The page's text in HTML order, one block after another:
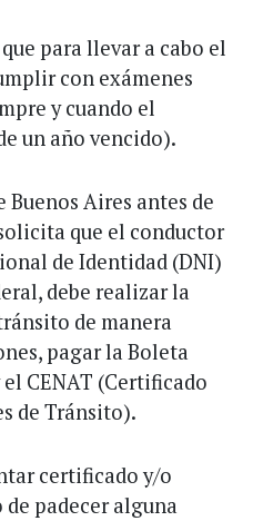
para llevar a cabo el
con exámenes
y cuando el
un año vencido).
Buenos Aires antes de
que el conductor
de Identidad (DNI)
debe realizar la
de manera
pagar la Boleta
CENAT (Certificado
de Tránsito).
certificado y/o
de padecer alguna